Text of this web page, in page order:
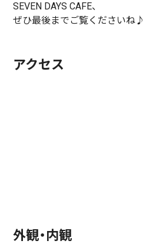
SEVEN DAYS CAFE、
ぜひ最後までご覧くださいね♪
アクセス
外観・内観